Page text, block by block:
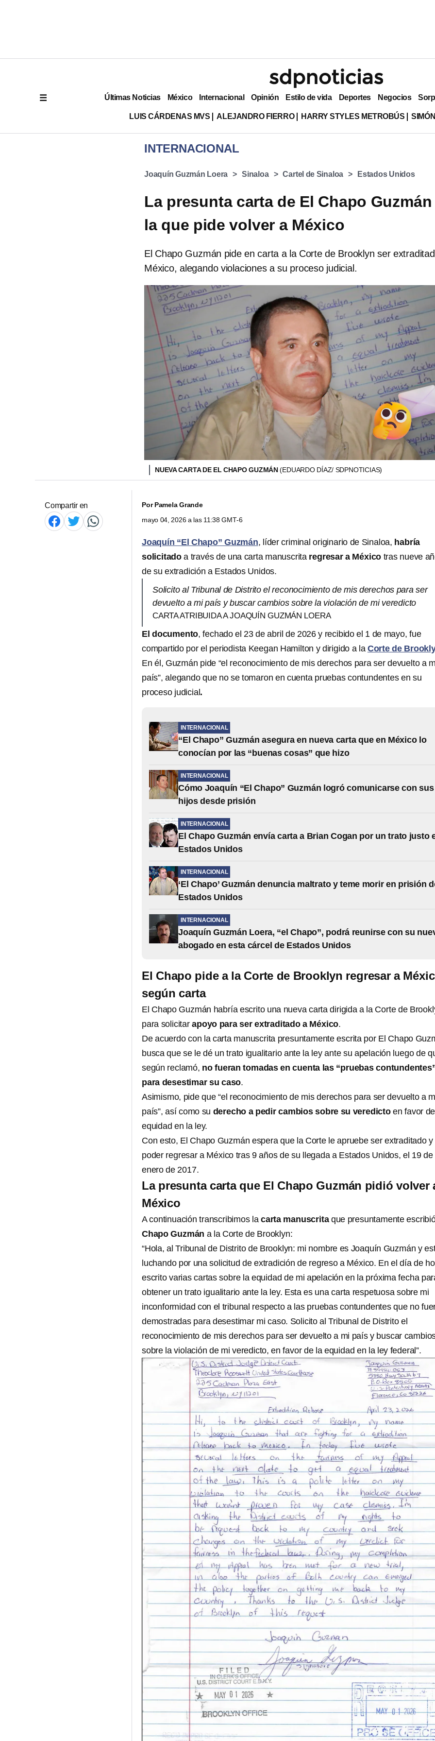
Últimas Noticias México Internacional Opinión Estilo de vida Deportes Negocios
LUIS CÁRDENAS MVS ALEJANDRO FIERRO HARRY STYLES METROBÚS
INTERNACIONAL
Joaquín Guzmán Loera Sinaloa Cartel de Sinaloa Estados Unidos
La presunta carta de El Chapo
la que pide volver a México
El Chapo Guzmán pide en carta a la Corte de Brooklyn ser
México, alegando violaciones a su proceso judicial.
NUEVA CARTA DE EL CHAPO GUZMÁN(EDUARDO DÍAZ/ SDPNOTICIAS)
Compartir en PorPamela Grande
mayo 04, 2026 a las 11:38 GMT-6
Joaquín “El Chapo” Guzmán, líder criminal originario de Sinaloa, habría
solicitado a través de una carta manuscrita regresar a México tras nueve
de su extradición a Estados Unidos.
Solicito al Tribunal de Distrito el reconocimiento de mis derechos para ser
devuelto a mi país y buscar cambios sobre la violación de mi veredicto
CARTA ATRIBUIDA A JOAQUÍN GUZMÁN LOERA
El documento, fechado el 23 de abril de 2026 y recibido el 1 de mayo, fue
compartido por el periodista Keegan Hamilton y dirigido a la Corte de
En él, Guzmán pide “el reconocimiento de mis derechos para ser devuelto a
país”, alegando que no se tomaron en cuenta pruebas contundentes en su
proceso judicial .
INTERNACIONAL
“El Chapo” Guzmán asegura en nueva carta que en México lo
conocían por las “buenas cosas” que hizo
INTERNACIONAL
Cómo Joaquín “El Chapo” Guzmán logró comunicarse con sus
hijos desde prisión
INTERNACIONAL
El Chapo Guzmán envía carta a Brian Cogan por un trato justo
Estados Unidos
INTERNACIONAL
‘El Chapo’ Guzmán denuncia maltrato y teme morir en prisión
Estados Unidos
INTERNACIONAL
Joaquín Guzmán Loera, “el Chapo”, podrá reunirse con su
abogado en esta cárcel de Estados Unidos
El Chapo pide a la Corte de Brooklyn regresar a
según carta
El Chapo Guzmán habría escrito una nueva carta dirigida a la Corte de
para solicitarapoyo para ser extraditado a México.
De acuerdo con la carta manuscrita presuntamente escrita por El Chapo
busca que se le dé un trato igualitario ante la ley ante su apelación luego de
según reclamó, no fueran tomadas en cuenta las “pruebas
para desestimar su caso.
Asimismo, pide que “el reconocimiento de mis derechos para ser devuelto a
país”, así como su derecho a pedir cambios sobre su veredictoen favor
equidad en la ley.
Con esto, El Chapo Guzmán espera que la Corte le apruebe ser extraditado y
poder regresar a México tras 9 años de su llegada a Estados Unidos, el 19 de
enero de 2017.
La presunta carta que El Chapo Guzmán pidió volver
México
A continuación transcribimos la carta manuscrita que presuntamente
Chapo Guzmán a la Corte de Brooklyn:
“Hola, al Tribunal de Distrito de Brooklyn: mi nombre es Joaquín Guzmán y
luchando por una solicitud de extradición de regreso a México. En el día de
escrito varias cartas sobre la equidad de mi apelación en la próxima fecha
obtener un trato igualitario ante la ley. Esta es una carta respetuosa sobre mi
inconformidad con el tribunal respecto a las pruebas contundentes que no
demostradas para desestimar mi caso. Solicito al Tribunal de Distrito el
reconocimiento de mis derechos para ser devuelto a mi país y buscar
sobre la violación de mi veredicto, en favor de la equidad en la ley federal”.